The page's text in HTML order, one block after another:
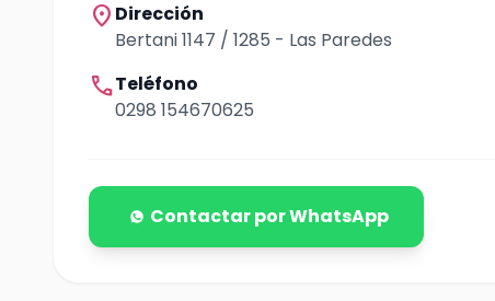
location_on Dirección
Bertani 1147 / 1285 - Las Paredes
callTeléfono
0298 154670625
Contactar por WhatsApp